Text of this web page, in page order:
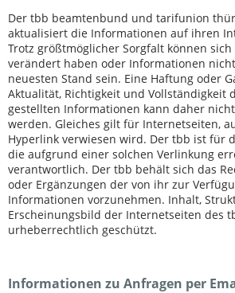
Der tbb beamtenbund und tarifunion
aktualisiert die Informationen auf ihren
Trotz größtmöglicher Sorgfalt können
verändert haben oder Informationen
neuesten Stand sein. Eine Haftung oder
Aktualität, Richtigkeit und Vollständigkeit
gestellten Informationen kann daher
werden. Gleiches gilt für Internetseiten,
Hyperlink verwiesen wird. Der tbb ist für
die aufgrund einer solchen Verlinkung
verantwortlich. Der tbb behält sich das
oder Ergänzungen der von ihr zur
Informationen vorzunehmen. Inhalt,
Erscheinungsbild der Internetseiten des
urheberrechtlich geschützt.
Informationen zu Anfragen per